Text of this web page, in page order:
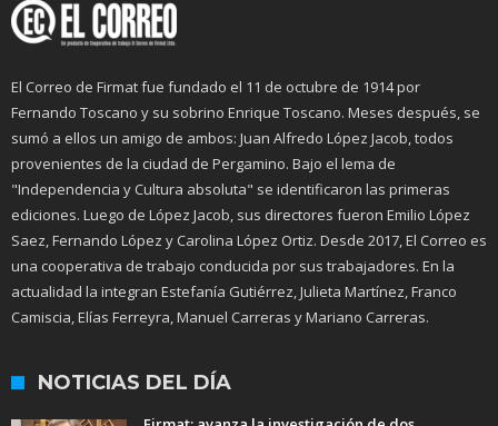
El Correo de Firmat fue fundado el 11 de octubre de 1914 por
Fernando Toscano y su sobrino Enrique Toscano. Meses después, se
sumó a ellos un amigo de ambos: Juan Alfredo López Jacob, todos
provenientes de la ciudad de Pergamino. Bajo el lema de
"Independencia y Cultura absoluta" se identificaron las primeras
ediciones. Luego de López Jacob, sus directores fueron Emilio López
Saez, Fernando López y Carolina López Ortiz. Desde 2017, El Correo es
una cooperativa de trabajo conducida por sus trabajadores. En la
actualidad la integran Estefanía Gutiérrez, Julieta Martínez, Franco
Camiscia, Elías Ferreyra, Manuel Carreras y Mariano Carreras.
NOTICIAS DEL DÍA